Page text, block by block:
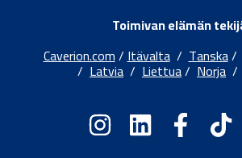
Toimivan elämän
Caverion.com/Itävalta/Tanska
/ Latvia / Liettua/ Norja /